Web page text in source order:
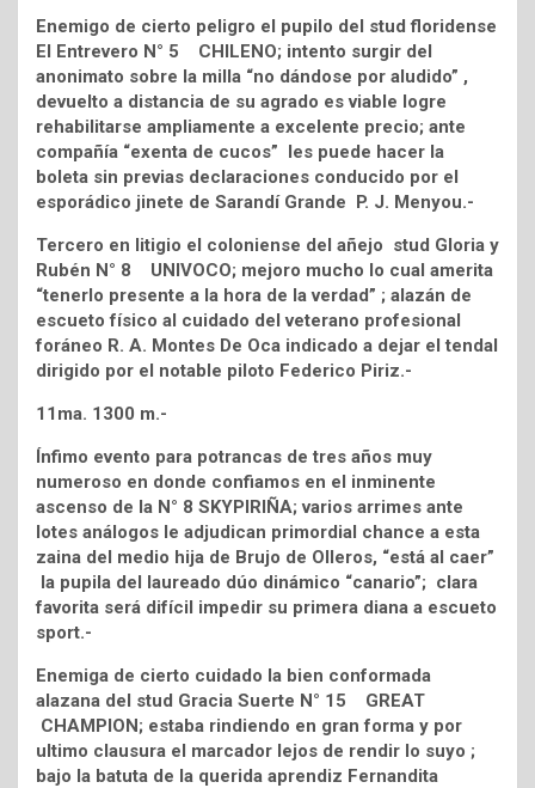
Enemigo de cierto peligro el pupilo del stud floridense
El Entrevero N° 5 CHILENO; intento surgir del
anonimato sobre la milla “no dándose por aludido” ,
devuelto a distancia de su agrado es viable logre
rehabilitarse ampliamente a excelente precio; ante
compañía “exenta de cucos” les puede hacer la
boleta sin previas declaraciones conducido por el
esporádico jinete de Sarandí Grande P. J. Menyou.-
Tercero en litigio el coloniense del añejo stud Gloria y
Rubén N° 8 UNIVOCO; mejoro mucho lo cual amerita
“tenerlo presente a la hora de la verdad” ; alazán de
escueto físico al cuidado del veterano profesional
foráneo R. A. Montes De Oca indicado a dejar el tendal
dirigido por el notable piloto Federico Piriz.-
11ma. 1300 m.-
Ínfimo evento para potrancas de tres años muy
numeroso en donde confiamos en el inminente
ascenso de la N° 8 SKYPIRIÑA; varios arrimes ante
lotes análogos le adjudican primordial chance a esta
zaina del medio hija de Brujo de Olleros, “está al caer”
la pupila del laureado dúo dinámico “canario”; clara
favorita será difícil impedir su primera diana a escueto
sport.-
Enemiga de cierto cuidado la bien conformada
alazana del stud Gracia Suerte N° 15 GREAT
CHAMPION; estaba rindiendo en gran forma y por
ultimo clausura el marcador lejos de rendir lo suyo ;
bajo la batuta de la querida aprendiz Fernandita